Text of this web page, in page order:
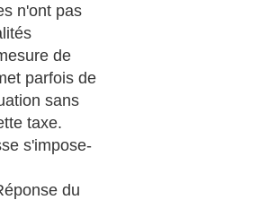
n'ont pas
de
parfois de
sans
taxe.
s'impose-
du